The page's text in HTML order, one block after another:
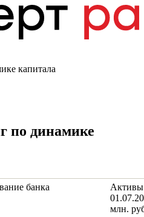
капитала
по динамике
банка
Активы
млн.